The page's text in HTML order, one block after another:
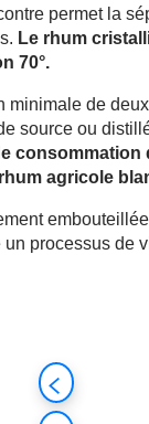
permet la
Le rhum
70°.
minimale de
source ou
consommation
rhum agricole
un processus de